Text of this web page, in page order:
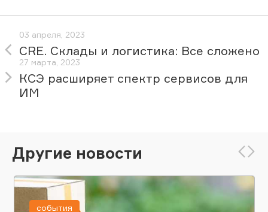
03 апреля, 2023
CRE. Склады и логистика: Все сложено
27 марта, 2023
КСЭ расширяет спектр сервисов для
ИМ
Другие новости
события